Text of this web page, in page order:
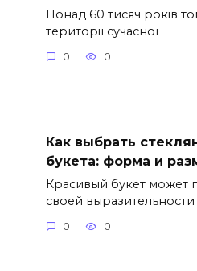
Понад 60 тисяч років
території сучасної
0 0
Как выбрать
букета: форма и
Красивый букет может
своей выразительности
0 0